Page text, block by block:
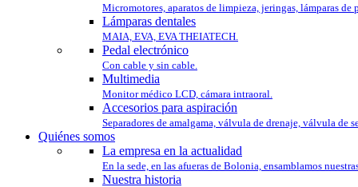
Micromotores, aparatos de limpieza, jeringas, lámparas de
Lámparas dentales
MAIA, EVA, EVA THEIATECH.
Pedal electrónico
Con cable y sin cable.
Multimedia
Monitor médico LCD, cámara intraoral.
Accesorios para aspiración
Separadores de amalgama, válvula de drenaje, válvula de
Quiénes somos
La empresa en la actualidad
En la sede, en las afueras de Bolonia, ensamblamos
Nuestra historia